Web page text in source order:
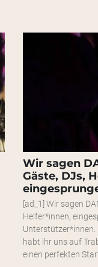
Wir sagen
Gäste, DJs,
[ad_1] Wir sagen
Helfer*innen,
Unterstützer*innen.
habt ihr uns auf
einen perfekten